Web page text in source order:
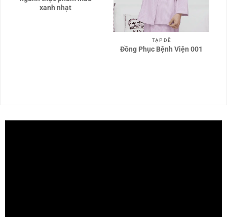
xanh nhạt
TẠP DỀ
Đồng Phục Bệnh Viện 001